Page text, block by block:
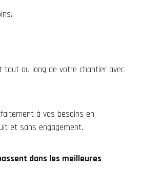
tout au long de votre chantier avec
à vos besoins en
et sans engagement.
dans les meilleures